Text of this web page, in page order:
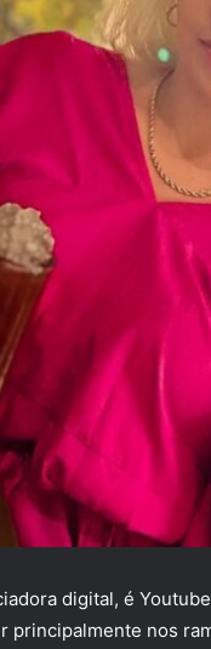
digital, é
principalmente nos